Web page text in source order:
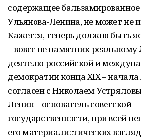
содержащее бальзамированное
Ульянова-Ленина, не может не
Кажется, теперь должно быть
– вовсе не памятник реальному
деятелю российской и
демократии конца XIX – начала
согласен с Николаем
Ленин – основатель советской
государственности, при всей
его материалистических